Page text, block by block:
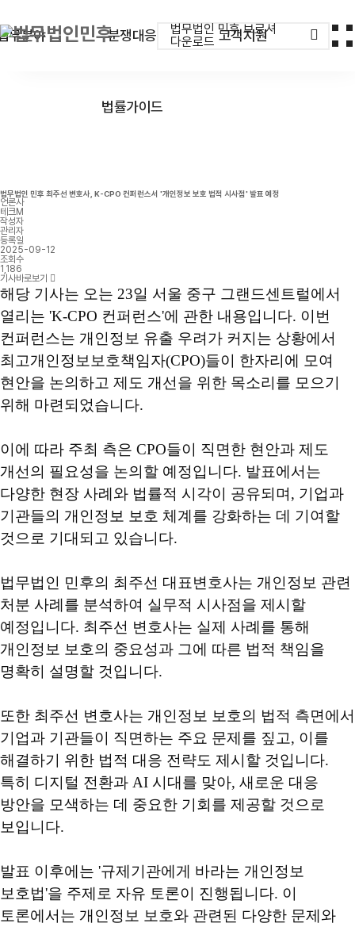
법무법인 민후 브로셔
다운로드
무분야 분쟁대응
법률가이드
고객지원
법무법인 민후 최주선 변호사, K-CPO 컨퍼런스서 '개인정보 보호 법적 시사점' 발표 예정
언론사
테크M
작성자
관리자
등록일
2025-09-12
조회수
1,186
기사바로보기
해당 기사는 오는 23일 서울 중구 그랜드센트럴에서
열리는 'K-CPO 컨퍼런스'에 관한 내용입니다. 이번
컨퍼런스는 개인정보 유출 우려가 커지는 상황에서
최고개인정보보호책임자(CPO)들이 한자리에 모여
현안을 논의하고 제도 개선을 위한 목소리를 모으기
위해 마련되었습니다.
이에 따라 주최 측은 CPO들이 직면한 현안과 제도
개선의 필요성을 논의할 예정입니다. 발표에서는
다양한 현장 사례와 법률적 시각이 공유되며 , 기업과
기관들의 개인정보 보호 체계를 강화하는 데 기여할
것으로 기대되고 있습니다.
법무법인 민후의 최주선 대표변호사는 개인정보 관련
처분 사례를 분석하여 실무적 시사점을 제시할
예정입니다. 최주선 변호사는 실제 사례를 통해
개인정보 보호의 중요성과 그에 따른 법적 책임을
명확히 설명할 것입니다.
또한 최주선 변호사는 개인정보 보호의 법적 측면에서
기업과 기관들이 직면하는 주요 문제를 짚고, 이를
해결하기 위한 법적 대응 전략도 제시할 것입니다.
특히 디지털 전환과 AI 시대를 맞아, 새로운 대응
방안을 모색하는 데 중요한 기회를 제공할 것으로
보입니다.
발표 이후에는 '규제기관에게 바라는 개인정보
보호법'을 주제로 자유 토론이 진행됩니다. 이
토론에서는 개인정보 보호와 관련된 다양한 문제와